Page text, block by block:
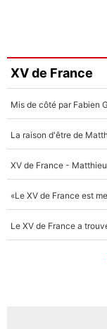
XV de France